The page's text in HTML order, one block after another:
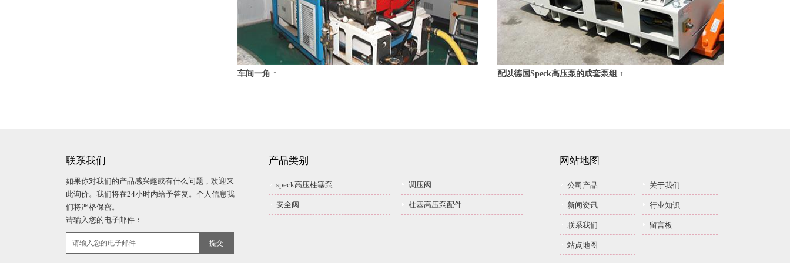
车间一角 ↑ 配以德国Speck高压泵的成套泵组 ↑
联系我们
如果你对我们的产品感兴趣或有什么问题，欢迎来
此询价。我们将在24小时内给予答复。个人信息我
们将严格保密。
请输入您的电子邮件：
产品类别
speck高压柱塞泵 调压阀
安全阀 柱塞高压泵配件
网站地图
公司产品 关于我们
新闻资讯 行业知识
联系我们 留言板
站点地图